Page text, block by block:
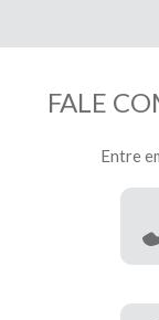
FALE
Entre